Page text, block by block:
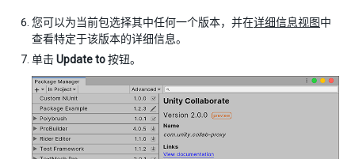
您可以为当前包选择其中任何一个版本，并在详细信息视图中
查看特定于该版本的详细信息。
单击Update to按钮。